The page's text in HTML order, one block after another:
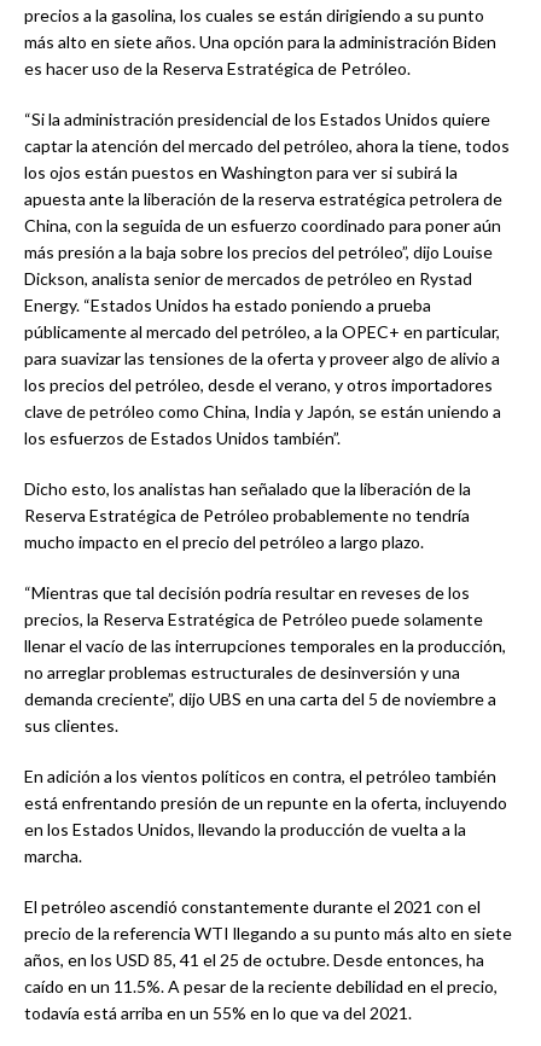
precios a la gasolina, los cuales se están dirigiendo a su punto
más alto en siete años. Una opción para la administración Biden
es hacer uso de la Reserva Estratégica de Petróleo.
“Si la administración presidencial de los Estados Unidos quiere
captar la atención del mercado del petróleo, ahora la tiene, todos
los ojos están puestos en Washington para ver si subirá la
apuesta ante la liberación de la reserva estratégica petrolera de
China, con la seguida de un esfuerzo coordinado para poner aún
más presión a la baja sobre los precios del petróleo”, dijo Louise
Dickson, analista senior de mercados de petróleo en Rystad
Energy. “Estados Unidos ha estado poniendo a prueba
públicamente al mercado del petróleo, a la OPEC+ en particular,
para suavizar las tensiones de la oferta y proveer algo de alivio a
los precios del petróleo, desde el verano, y otros importadores
clave de petróleo como China, India y Japón, se están uniendo a
los esfuerzos de Estados Unidos también”.
Dicho esto, los analistas han señalado que la liberación de la
Reserva Estratégica de Petróleo probablemente no tendría
mucho impacto en el precio del petróleo a largo plazo.
“Mientras que tal decisión podría resultar en reveses de los
precios, la Reserva Estratégica de Petróleo puede solamente
llenar el vacío de las interrupciones temporales en la producción,
no arreglar problemas estructurales de desinversión y una
demanda creciente”, dijo UBS en una carta del 5 de noviembre a
sus clientes.
En adición a los vientos políticos en contra, el petróleo también
está enfrentando presión de un repunte en la oferta, incluyendo
en los Estados Unidos, llevando la producción de vuelta a la
marcha.
El petróleo ascendió constantemente durante el 2021 con el
precio de la referencia WTI llegando a su punto más alto en siete
años, en los USD 85, 41 el 25 de octubre. Desde entonces, ha
caído en un 11.5%. A pesar de la reciente debilidad en el precio,
todavía está arriba en un 55% en lo que va del 2021.